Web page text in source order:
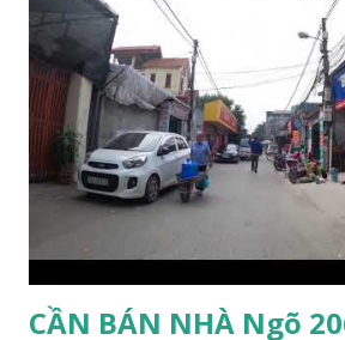
hè rộng 6m. Đất thổ cư, diện tích mặt
8m. Hướng: Đông, pháp lý: sổ đỏ chính
có thương lượng với khách thiện chí
có nhu cầu mua đất 132m2 phố Ngọc
lòng liên hệ: Mr Nguyễn Thế Cường,
0915.383.393. Miễn môi giới và Quảng
CẦN BÁN NHÀ Ngõ